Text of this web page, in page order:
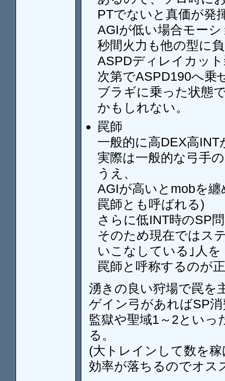
PTでないと真価が発
AGIが低い場合モー
秒間火力も他の型に
ASPDディレイカッ
次第でASPD190へ乗
ブラギに乗った状態
かもしれない。
罠師
一般的に高DEX高
実際は一般的な弓手
うえ、
AGIが高いとmobを
罠師とも呼ばれる)
さらに低INT時のSP
そのため現在ではス
いこなしている｣人を
罠師と呼称するのが
湧きの良い狩場で罠を
ゲイン弓があればSP
監獄や聖域1～2といっ
る。
(大トレインして数を
効率が落ちるのでオス